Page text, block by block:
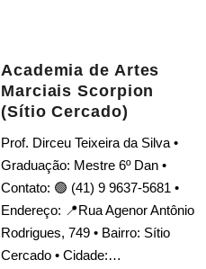
Academia de Artes
Marciais Scorpion
(Sítio Cercado)
Prof. Dirceu Teixeira da Silva •
Graduação: Mestre 6º Dan •
Contato: 🟢 (41) 9 9637-5681 •
Endereço: 📍Rua Agenor Antônio
Rodrigues, 749 • Bairro: Sítio
Cercado • Cidade:…